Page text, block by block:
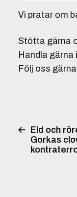
Vi pratar om
Stötta gärna
Handla gärna
Följ oss
Eld och
Gorkas